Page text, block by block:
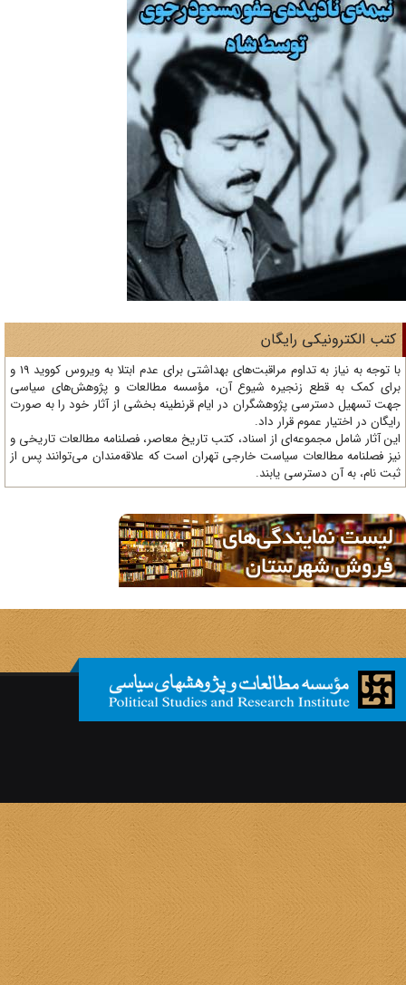
الکترونیکی رایگان
با توجه به نیاز به تداوم مراقبت‌های بهداشتی برای عدم ابتلا به ویروس کووید 19 و
کمک به قطع زنجیره شیوع آن، مؤسسه مطالعات و پژوهش‌های سیاسی
تسهیل دسترسی پژوهشگران در ایام قرنطینه بخشی از آثار خود را به صورت
در اختیار عموم قرار داد.
آثار شامل مجموعه‌ای از اسناد، کتب تاریخ معاصر، فصلنامه‌ مطالعات تاریخی و
فصلنامه مطالعات سیاست خارجی تهران است که علاقه‌مندان می‌توانند پس از
نام، به آن دسترسی یابند.